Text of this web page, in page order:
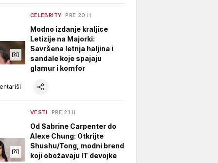
CELEBRITY PRE 20 H
Modno izdanje kraljice
Letizije na Majorki:
Savršena letnja haljina i
sandale koje spajaju
glamur i komfor
VESTI PRE 21 H
Od Sabrine Carpenter do
Alexe Chung: Otkrijte
Shushu/Tong, modni brend
koji obožavaju IT devojke